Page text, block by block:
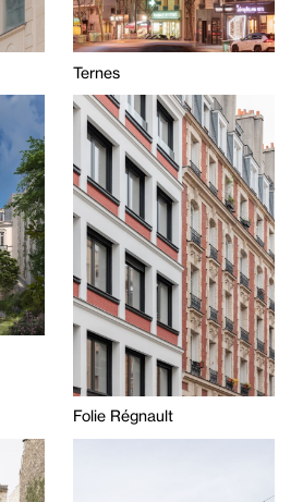
Ternes
Folie Régnault